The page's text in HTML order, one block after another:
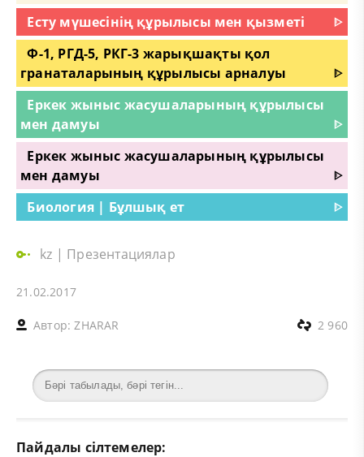
Есту мүшесінің құрылысы мен қызметі
ᐈ
Ф-1, РГД-5, РКГ-3 жарықшақты қол
гранаталарының құрылысы арналуы
ᐈ
Еркек жыныс жасушаларының құрылысы
мен дамуы
ᐈ
Еркек жыныс жасушаларының құрылысы
мен дамуы
ᐈ
Биология | Бұлшық ет
ᐈ
kz | Презентациялар
21.02.2017
Автор:ZHARAR 2 960
Пайдалы сілтемелер: